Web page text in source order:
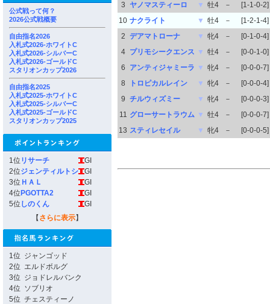
公式戦って何？
2026公式戦概要
自由指名2026
入札式2026-ホワイトC
入札式2026-シルバーC
入札式2026-ゴールドC
スタリオンカップ2026
自由指名2025
入札式2025-ホワイトC
入札式2025-シルバーC
入札式2025-ゴールドC
スタリオンカップ2025
1位 リサーチ
GI
2位ジェンティルトシ
GI
3位 ＨＡＬ
GI
4位 PGOTTA2
GI
5位 しのくん
GI
【 さらに表示】
1位 ジャンゴッド
2位 エルドボルグ
3位 ジョドレルバンク
4位 ソブリオ
5位 チェスティーノ
3 ヤノマスティーロ ▼ 牡4 －
[1-1-0-2]
10 ナクライト ▼ 牡4 －
[1-2-1-4]
2 デアマトローナ ▼ 牝4 －
[0-1-0-4]
4
プリモシークエンス ▼ 牡4 －
[0-0-1-0]
6
アンティジャミーラ ▼ 牝4 －
[0-0-0-7]
8
トロピカルレイン ▼ 牝4 －
[0-0-0-4]
9 チルウィズミー ▼ 牝4 －
[0-0-0-3]
11 グローサートラウム ▼ 牡4 －
[0-0-0-7]
13 スティレセイル ▼ 牝4 － [0-0-0-5]